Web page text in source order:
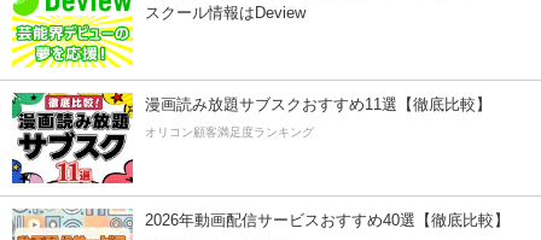
スクール情報はDeview
漫画読み放題サブスクおすすめ11選【徹底比較】
オリコン顧客満足度ランキング
2026年動画配信サービスおすすめ40選【徹底比較】